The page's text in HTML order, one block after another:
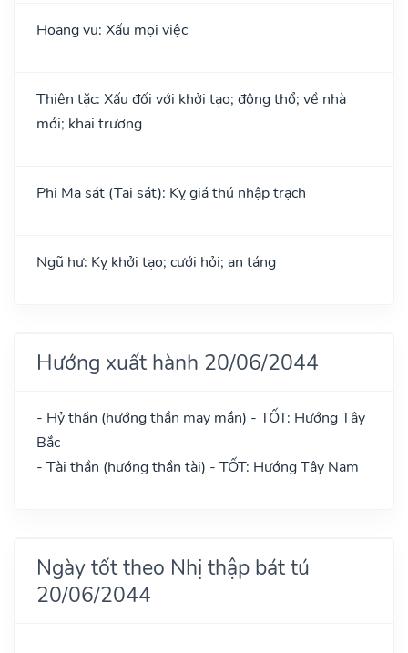
Hoang vu: Xấu mọi việc
Thiên tặc: Xấu đối với khởi tạo; động thổ; về nhà
mới; khai trương
Phi Ma sát (Tai sát): Kỵ giá thú nhập trạch
Ngũ hư: Kỵ khởi tạo; cưới hỏi; an táng
Hướng xuất hành 20/06/2044
- Hỷ thần (hướng thần may mắn) - TỐT: Hướng Tây
Bắc
- Tài thần (hướng thần tài) - TỐT: Hướng Tây Nam
Ngày tốt theo Nhị thập bát tú
20/06/2044